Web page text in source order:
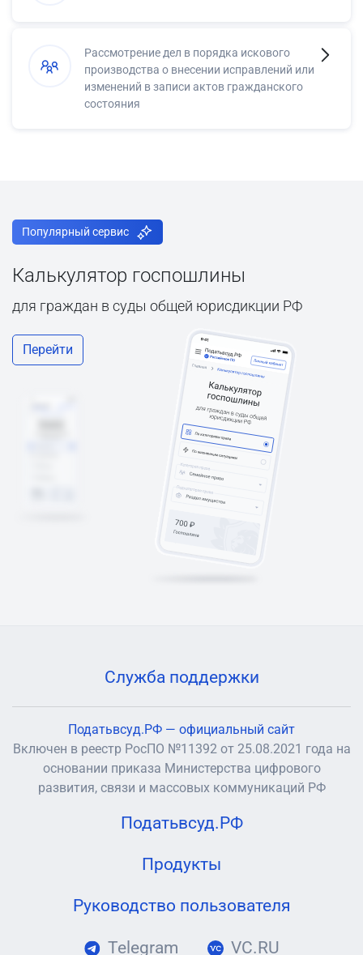
Рассмотрение дел в порядка искового
производства о внесении исправлений или
изменений в записи актов гражданского
состояния
Популярный сервис
Калькулятор госпошлины
для граждан в суды общей юрисдикции РФ
Перейти
Служба поддержки
Податьвсуд.РФ — официальный сайт
Включен в реестр РосПО №11392 от 25.08.2021 года на
основании приказа Министерства цифрового
развития, связи и массовых коммуникаций РФ
Податьвсуд.РФ
Продукты
Руководство пользователя
Telegram VC.RU